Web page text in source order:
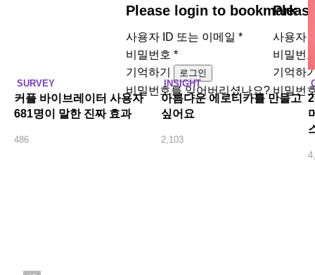
Please login to bookmark
사용자 ID 또는 이메일 *
비밀번호 *
기억하기
로그인
비밀번호를 잊어버리셨나요?
SURVEY
커플 바이브레이터 사용자
681명이 말한 진짜 효과
486
사용자
비밀번
기억하
비밀번
INSIGHT
아름다운 에로티카를 만들고
싶어요
2,103